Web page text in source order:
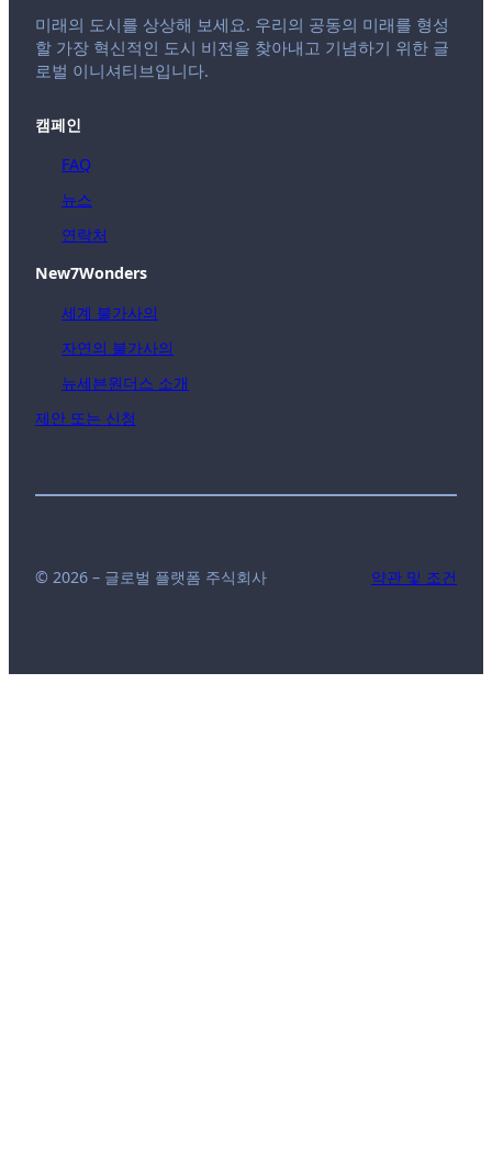
미래의 도시를 상상해 보세요. 우리의 공동의 미래를 형성
할 가장 혁신적인 도시 비전을 찾아내고 기념하기 위한 글
로벌 이니셔티브입니다.
캠페인
FAQ
뉴스
연락처
New7Wonders
세계 불가사의
자연의 불가사의
뉴세븐원더스 소개
제안 또는 신청
© 2026 – 글로벌 플랫폼 주식회사 약관 및 조건